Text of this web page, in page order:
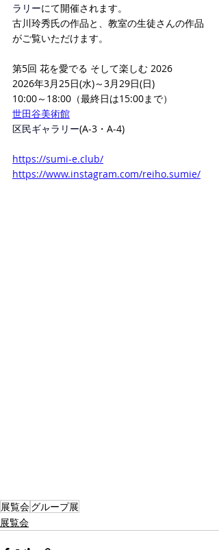
ラリーにて開催されます。
古川玲秀氏の作品と、教室の生徒さんの作品
がご覧いただけます。
第5回 花を愛でる そして楽しむ 2026
2026年3月25日(水)～3月29日(日)
10:00～18:00（最終日は15:00まで）
世田谷美術館
区民ギャラリー(A-3・A-4)
https://sumi-e.club/
https://www.instagram.com/reiho.sumie/
展覧会グループ展
展覧会